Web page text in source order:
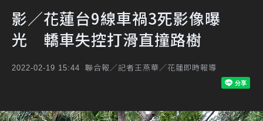
影／花蓮台9線車禍3死影像曝
光 轎車失控打滑直撞路樹
2022-02-19 15:44 聯合報／記者王燕華／花蓮即時報導